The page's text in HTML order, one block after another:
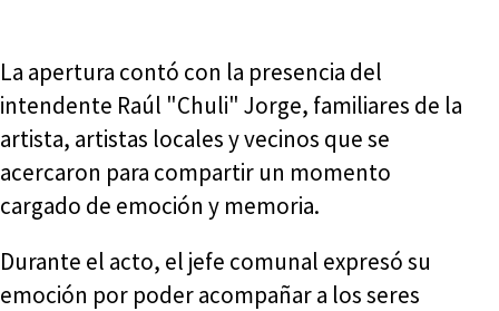
La apertura contó con la presencia del
intendente Raúl "Chuli" Jorge, familiares de la
artista, artistas locales y vecinos que se
acercaron para compartir un momento
cargado de emoción y memoria.
Durante el acto, el jefe comunal expresó su
emoción por poder acompañar a los seres